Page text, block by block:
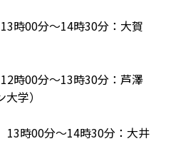
時00分～14時30分：大賀
時00分～13時30分：芦澤
学）
時00分～14時30分：大井